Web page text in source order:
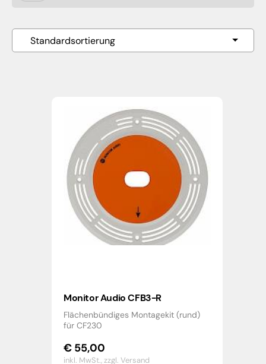
Monitor Audio CFB3-R
Flächenbündiges Montagekit (rund)
für CF230
€ 55,00
inkl. MwSt.,zzgl. Versand